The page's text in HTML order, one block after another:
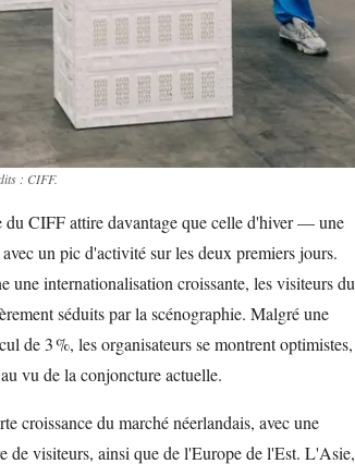
: CIFF.
CIFF attire davantage que celle d'hiver — une
un pic d'activité sur les deux premiers jours.
une internationalisation croissante, les visiteurs du
séduits par la scénographie. Malgré une
de 3 %, les organisateurs se montrent optimistes,
vu de la conjoncture actuelle.
croissance du marché néerlandais, avec une
de visiteurs, ainsi que de l'Europe de l'Est. L'Asie,